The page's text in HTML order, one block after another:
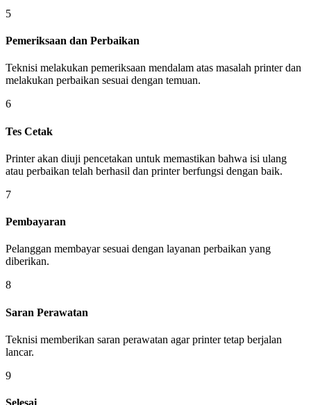
5
Pemeriksaan dan Perbaikan
Teknisi melakukan pemeriksaan mendalam atas masalah printer dan
melakukan perbaikan sesuai dengan temuan.
6
Tes Cetak
Printer akan diuji pencetakan untuk memastikan bahwa isi ulang
atau perbaikan telah berhasil dan printer berfungsi dengan baik.
7
Pembayaran
Pelanggan membayar sesuai dengan layanan perbaikan yang
diberikan.
8
Saran Perawatan
Teknisi memberikan saran perawatan agar printer tetap berjalan
lancar.
9